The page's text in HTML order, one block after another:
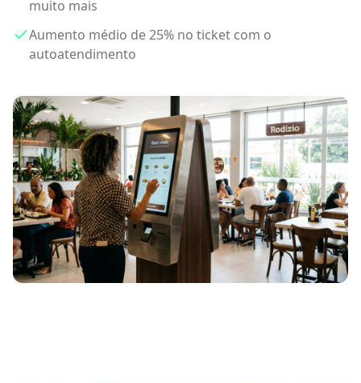
muito mais
Aumento médio de 25% no ticket com o
autoatendimento